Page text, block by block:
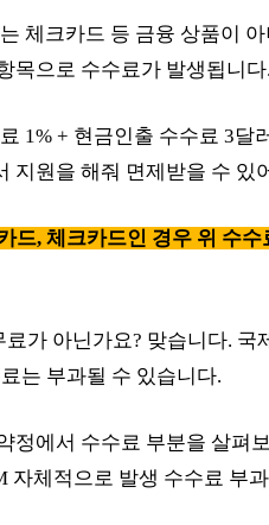
체크카드 등 금융 상품이
목으로 수수료가 발생됩니다.
1% + 현금인출 수수료 3달
지원을 해줘 면제받을 수 있
드, 체크카드인 경우 위 수수
가 아닌가요? 맞습니다. 국
는 부과될 수 있습니다.
정에서 수수료 부분을 살펴
자체적으로 발생 수수료 부